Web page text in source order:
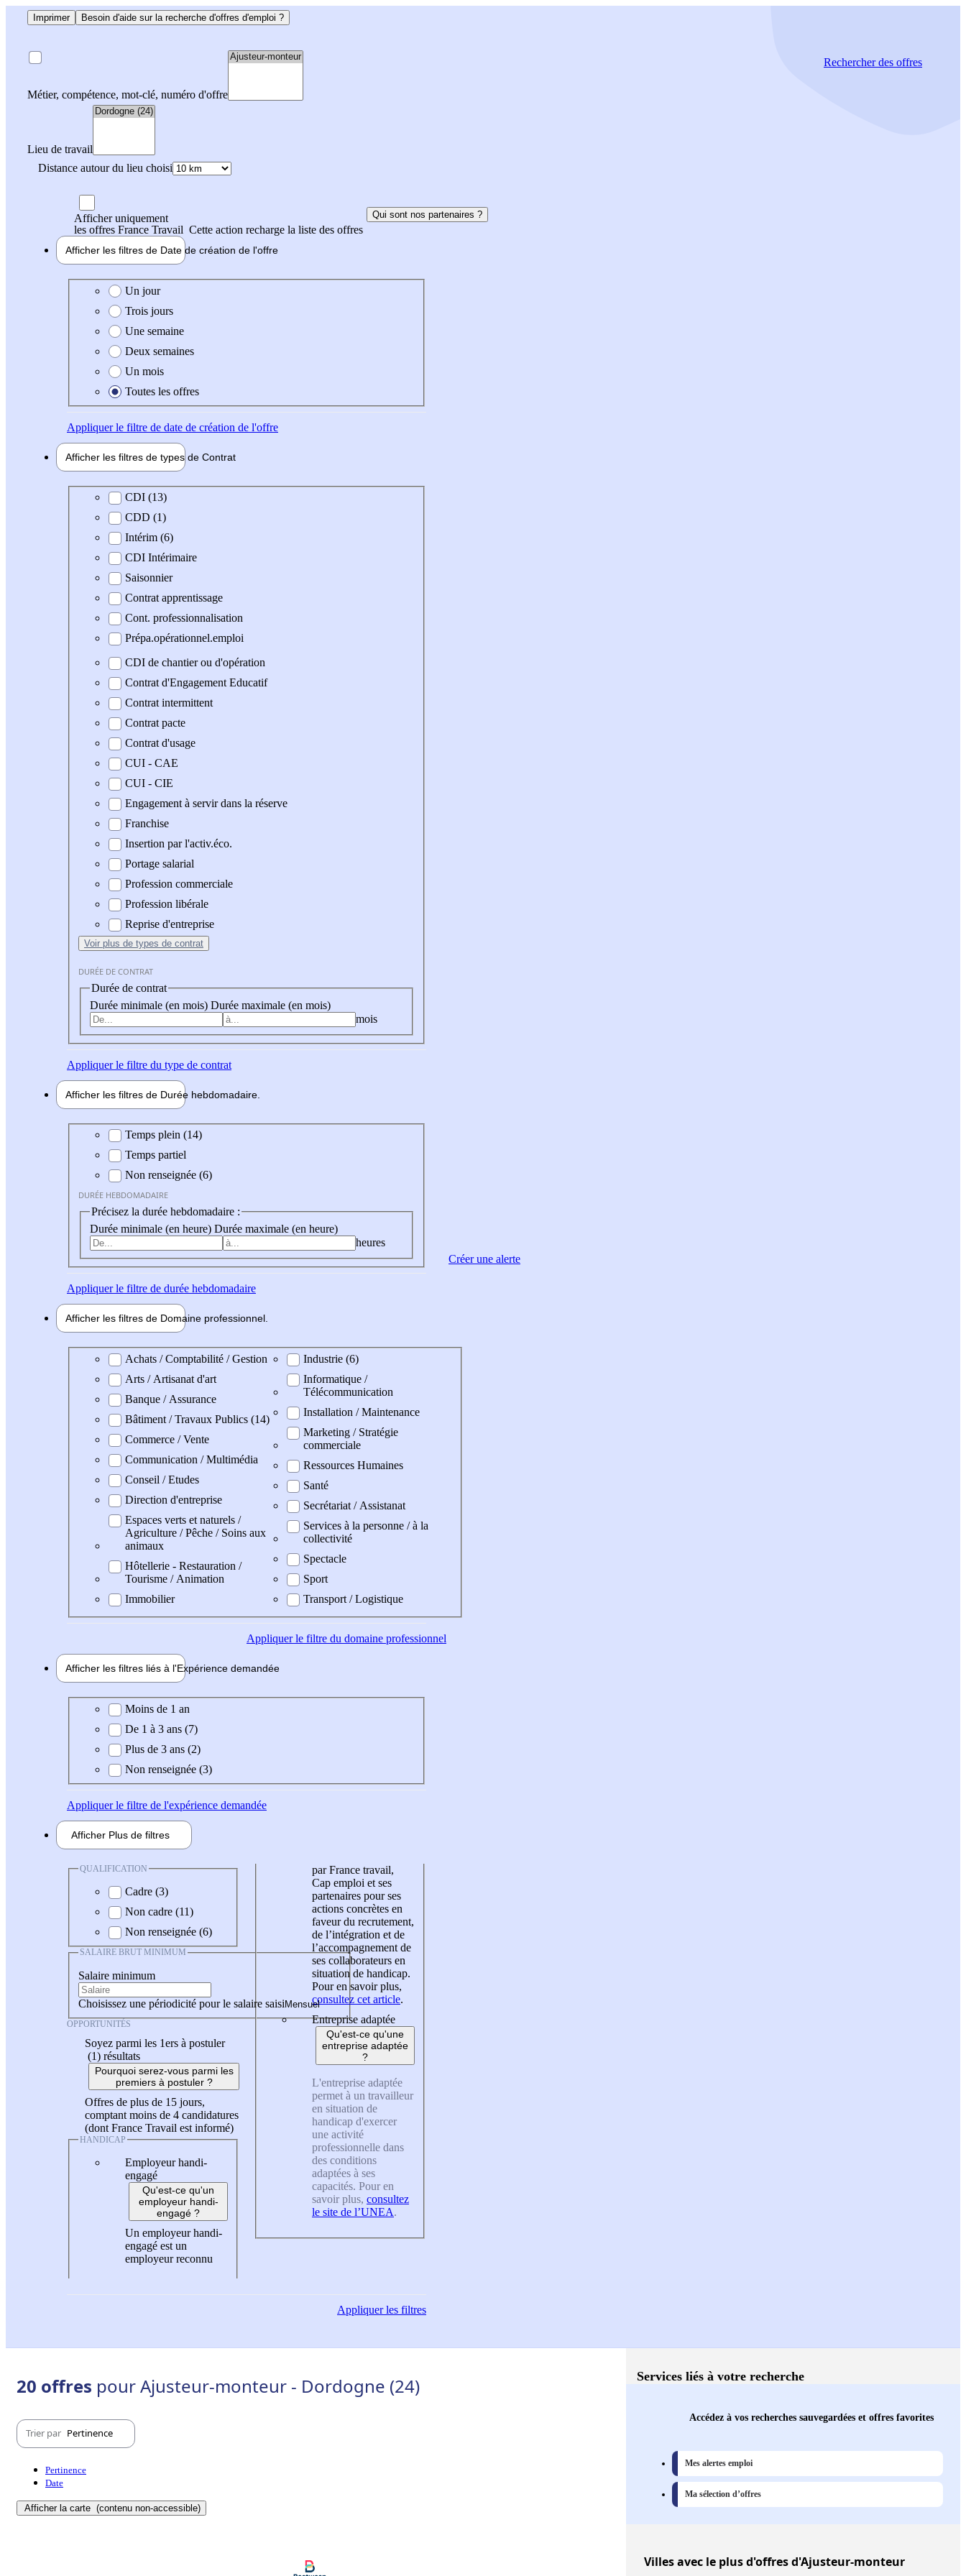
Imprimer Besoin d'aide sur la recherche d'offres d'emploi ?
Métier, compétence, mot-clé, numéro d'offre
Lieu de travail
Distance autour du lieu choisi
Rechercherdes offres
Afficher uniquement
les offres France Travail Cette action recharge la liste des offres
Qui sont nos partenaires ?
Afficher les filtres de Date de création de l'offre
Date de création de l'offre
Un jour
Trois jours
Une semaine
Deux semaines
Un mois
Toutes les offres
Appliquerle filtre de date de création de l'offre
Afficher les filtres de types de Contrat
Type de contratCDI (13)
CDD (1)
Intérim (6)
CDI Intérimaire
Saisonnier
Contrat apprentissage
Cont. professionnalisation
Prépa.opérationnel.emploi
CDI de chantier ou d'opération
Contrat d'Engagement Educatif
Contrat intermittent
Contrat pacte
Contrat d'usage
CUI - CAE
CUI - CIE
Engagement à servir dans la réserve
Franchise
Insertion par l'activ.éco.
Portage salarial
Profession commerciale
Profession libérale
Reprise d'entreprise
Voir plus de types de contrat
DURÉE DE CONTRAT
Durée de contrat
Durée minimale (en mois) Durée maximale (en mois)
mois
Appliquerle filtre du type de contrat
Afficher les filtres de Durée hebdomadaire
Durée hebdomadaire
Temps plein (14)
Temps partiel
Non renseignée (6)
DURÉE HEBDOMADAIRE
Précisez la durée hebdomadaire :
Durée minimale (en heure) Durée maximale (en heure)
heures
Appliquerle filtre de durée hebdomadaire
Afficher les filtres de Domaine professionnel
Domaine professionel
Achats / Comptabilité / Gestion
Arts / Artisanat d'art
Banque / Assurance
Bâtiment / Travaux Publics (14)
Commerce / Vente
Communication / Multimédia
Conseil / Etudes
Direction d'entreprise
Espaces verts et naturels /
Agriculture / Pêche / Soins aux
animaux
Hôtellerie - Restauration /
Tourisme / Animation
Immobilier
Industrie (6)
Informatique /
Télécommunication
Installation / Maintenance
Marketing / Stratégie
commerciale
Ressources Humaines
Santé
Secrétariat / Assistanat
Services à la personne / à la
collectivité
Spectacle
Sport
Transport / Logistique
Appliquerle filtre du domaine professionnel
Afficher les filtres liés à l'Expérience demandée
Expérience demandée
Moins de 1 an
De 1 à 3 ans (7)
Plus de 3 ans (2)
Non renseignée (3)
Appliquerle filtre de l'expérience demandée
Afficher Plus de filtres
QUALIFICATION
Cadre (3)
Non cadre (11)
Non renseignée (6)
SALAIRE BRUT MINIMUM
Salaire minimum
Choisissez une périodicité pour le salaire saisi
OPPORTUNITÉS
Soyez parmi les 1ers à postuler
(1) résultats
Pourquoi serez-vous parmi les
premiers à postuler ?
Offres de plus de 15 jours,
comptant moins de 4 candidatures
(dont France Travail est informé)
HANDICAP
Employeur handi-
engagé
Qu'est-ce qu'un
employeur handi-
engagé ?
Un employeur handi-
engagé est un
employeur reconnu
par France travail,
Cap emploi et ses
partenaires pour ses
actions concrètes en
faveur du recrutement,
de l’intégration et de
l’accompagnement de
ses collaborateurs en
situation de handicap.
Pour en savoir plus,
consultez cet article.
Entreprise adaptée
Qu'est-ce qu'une
entreprise adaptée
?
L'entreprise adaptée
permet à un travailleur
en situation de
handicap d'exercer
une activité
professionnelle dans
des conditions
adaptées à ses
capacités. Pour en
savoir plus, consultez
le site de l’UNEA.
Appliquerles filtres
Créer une alerte
20 offres pour Ajusteur-monteur - Dordogne (24)
Trier par Pertinence
Pertinence
Date
Afficher la carte (contenu non-accessible)
Services liés à votre recherche
Accédez à vos recherches sauvegardées et offres favorites
Mes alertes emploi
Ma sélection d’offres
Villesavec le plus d'offres d'Ajusteur-monteur